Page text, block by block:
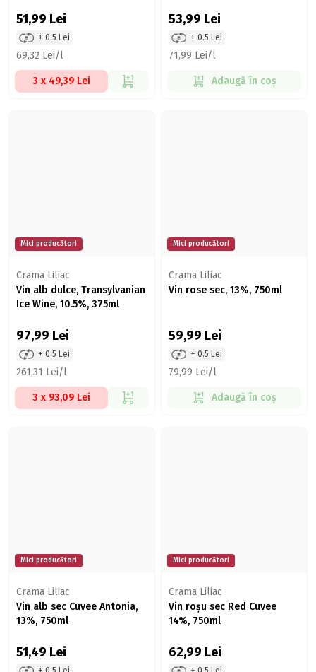
51,99 Lei
+ 0.5 Lei
69,32 Lei/l
3 x 49,39 Lei
53,99 Lei
+ 0.5 Lei
71,99 Lei/l
Adaugă în coș
Mici producători
Crama Liliac
Vin alb dulce, Transylvanian
Ice Wine, 10.5%, 375ml
97,99 Lei
+ 0.5 Lei
261,31 Lei/l
3 x 93,09 Lei
Mici producători
Crama Liliac
Vin rose sec, 13%, 750ml
59,99 Lei
+ 0.5 Lei
79,99 Lei/l
Adaugă în coș
Mici producători
Crama Liliac
Vin alb sec Cuvee Antonia,
13%, 750ml
51,49 Lei
Mici producători
Crama Liliac
Vin roșu sec Red Cuvee
14%, 750ml
62,99 Lei